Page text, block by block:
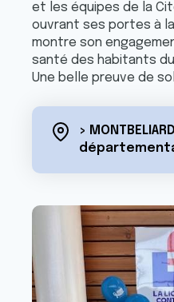
et les équipes de la
ouvrant ses portes à
montre son
santé des habitants
Une belle preuve de
>